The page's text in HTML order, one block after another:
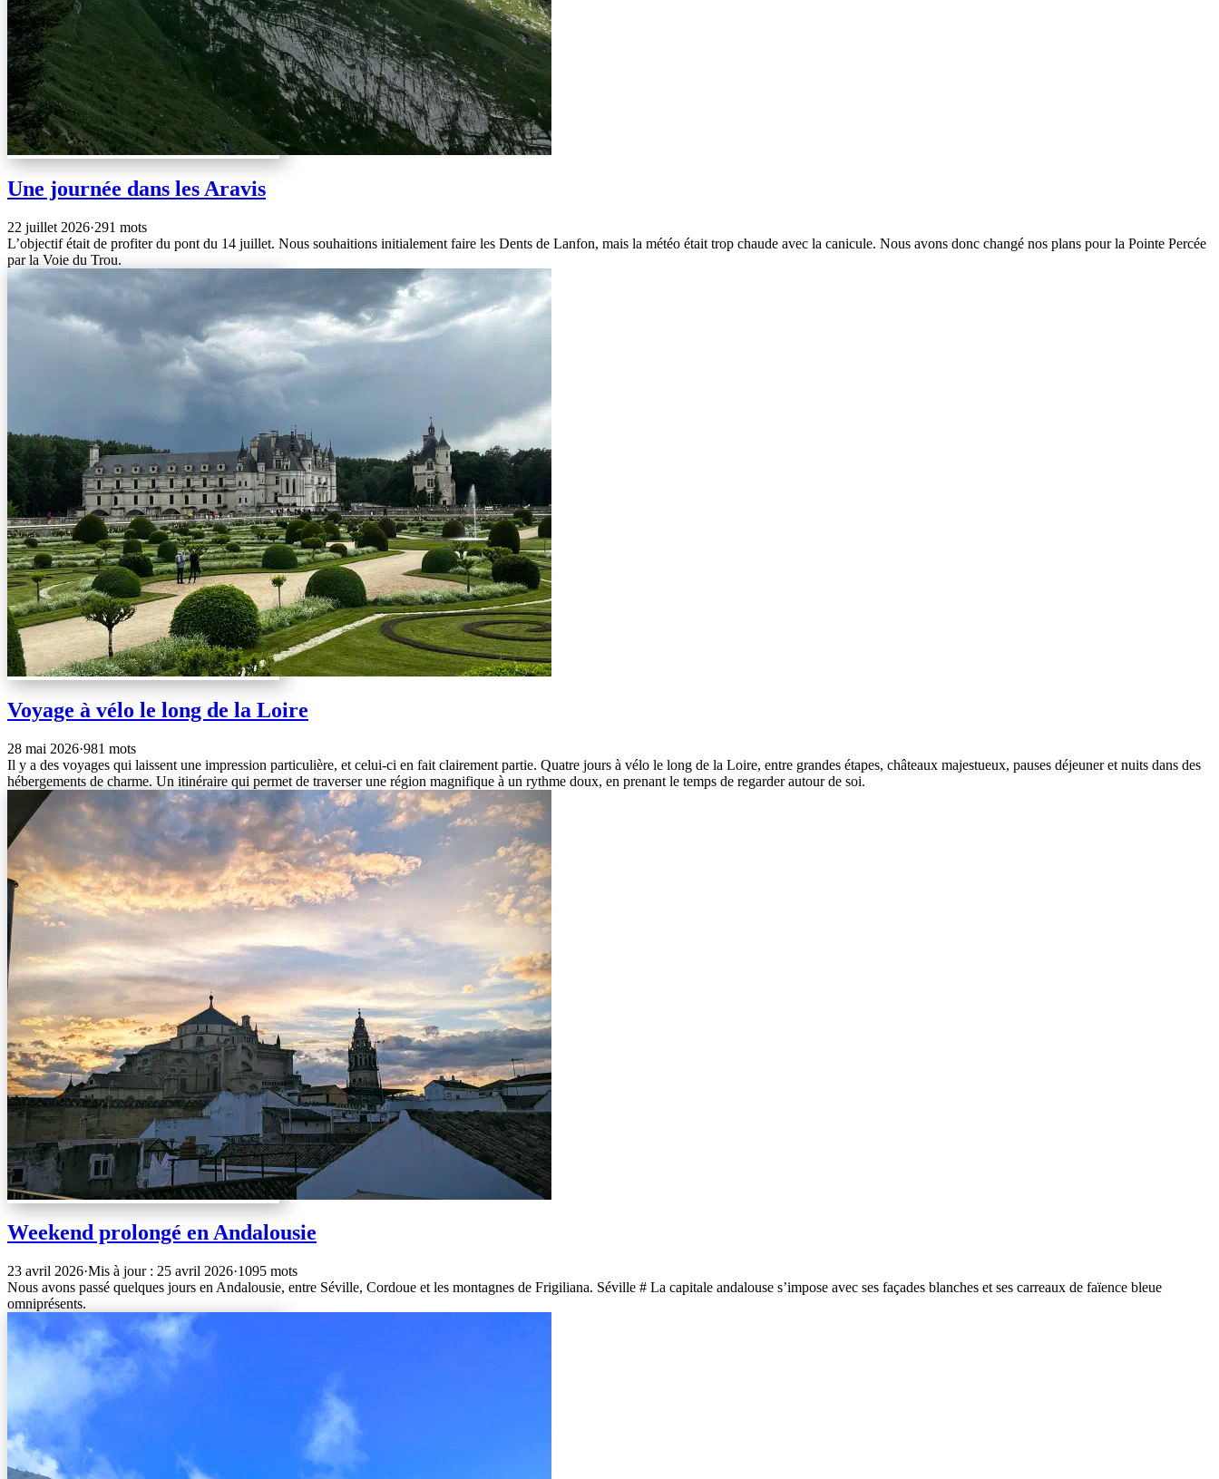
Une journée dans les Aravis
22 juillet 2026·291 mots
L’objectif était de profiter du pont du 14 juillet. Nous souhaitions initialement faire les Dents de Lanfon, mais la météo était trop chaude avec la canicule. Nous avons donc changé nos plans pour la Pointe Percée
par la Voie du Trou.
Voyage à vélo le long de la Loire
28 mai 2026·981 mots
Il y a des voyages qui laissent une impression particulière, et celui-ci en fait clairement partie. Quatre jours à vélo le long de la Loire, entre grandes étapes, châteaux majestueux, pauses déjeuner et nuits dans des
hébergements de charme. Un itinéraire qui permet de traverser une région magnifique à un rythme doux, en prenant le temps de regarder autour de soi.
Weekend prolongé en Andalousie
23 avril 2026·Mis à jour : 25 avril 2026·1095 mots
Nous avons passé quelques jours en Andalousie, entre Séville, Cordoue et les montagnes de Frigiliana. Séville # La capitale andalouse s’impose avec ses façades blanches et ses carreaux de faïence bleue
omniprésents.